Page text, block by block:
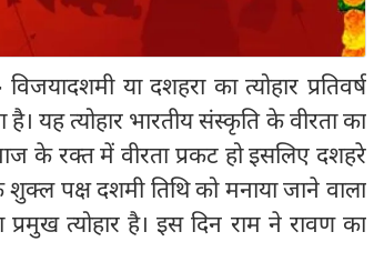
विजयादशमी या दशहरा का त्योहार प्रतिवर्ष
यह त्योहार भारतीय संस्कृति के वीरता का
के रक्त में वीरता प्रकट हो इसलिए दशहरे
पक्ष दशमी तिथि को मनाया जाने वाला
त्योहार है। इस दिन राम ने रावण का